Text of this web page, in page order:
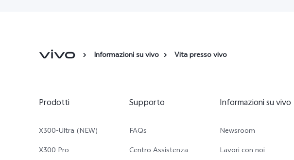
Informazioni su vivo Vita presso vivo
Prodotti
X300-Ultra (NEW)
X300 Pro
Supporto
FAQs
Centro Assistenza
Informazioni su vivo
Newsroom
Lavori con noi